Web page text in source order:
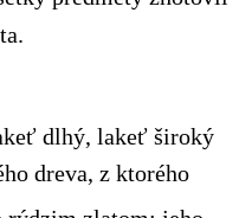
dlhý, lakeť široký
dreva, z ktorého